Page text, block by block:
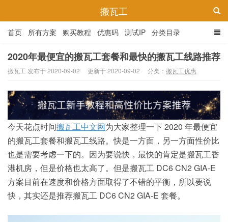
搬瓦工
首页 所有方案 购买教程 优惠码 测试IP 分类目录
2020年最便宜的搬瓦工套餐和最快的搬瓦工线路推荐
搬瓦工 发布于 2020-09-02 更新于 2020-09-02 分类： 搬瓦工优惠
今天花点时间搬瓦工中文网为大家整理一下 2020 年最便宜
的搬瓦工套餐和搬瓦工线路。快是一方面，另一方面性价比
也是需要考虑一下的。因为要说快，最快的肯定是搬瓦工香
港机房，但是价格也太高了。但是搬瓦工 DC6 CN2 GIA-E
方案目前在速度和价格方面取得了不错的平衡，所以要说
快，其实还是推荐搬瓦工 DC6 CN2 GIA-E 套餐。